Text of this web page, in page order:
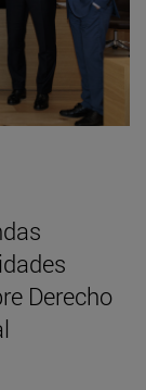
Derecho